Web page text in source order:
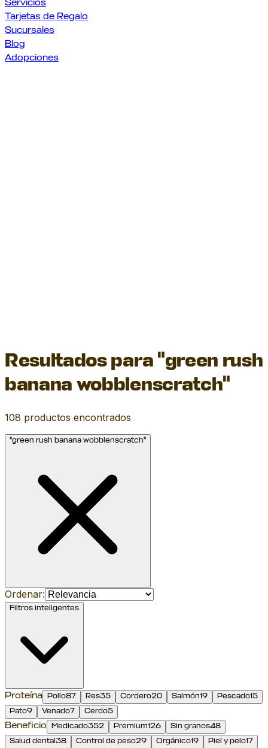
Servicios
Tarjetas de Regalo
Sucursales
Blog
Adopciones
Resultados para "green rush
banana wobblenscratch"
108 productos encontrados
"green rush banana wobblenscratch"
Ordenar:
Filtros inteligentes
Proteína Pollo87 Res35 Cordero20 Salmón19 Pescado15
Pato9 Venado7 Cerdo5
Beneficio Medicado352 Premium126 Sin granos48
Salud dental38 Control de peso29 Orgánico19 Piel y pelo17